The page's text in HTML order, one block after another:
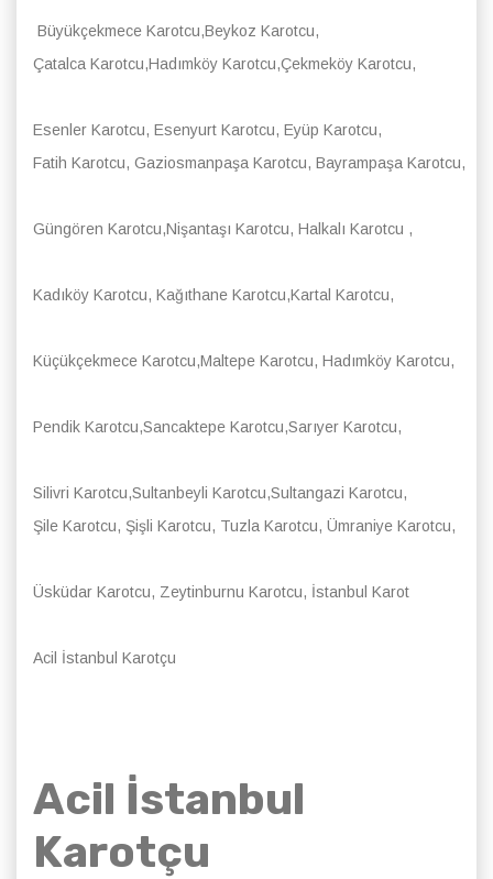
Büyükçekmece Karotcu,Beykoz Karotcu,
Çatalca Karotcu,Hadımköy Karotcu,Çekmeköy Karotcu,
Esenler Karotcu, Esenyurt Karotcu, Eyüp Karotcu,
Fatih Karotcu, Gaziosmanpaşa Karotcu, Bayrampaşa Karotcu,
Güngören Karotcu,Nişantaşı Karotcu, Halkalı Karotcu ,
Kadıköy Karotcu, Kağıthane Karotcu,Kartal Karotcu,
Küçükçekmece Karotcu,Maltepe Karotcu, Hadımköy Karotcu,
Pendik Karotcu,Sancaktepe Karotcu,Sarıyer Karotcu,
Silivri Karotcu,Sultanbeyli Karotcu,Sultangazi Karotcu,
Şile Karotcu, Şişli Karotcu, Tuzla Karotcu, Ümraniye Karotcu,
Üsküdar Karotcu, Zeytinburnu Karotcu, İstanbul Karot
Acil İstanbul Karotçu
Acil İstanbul
Karotçu